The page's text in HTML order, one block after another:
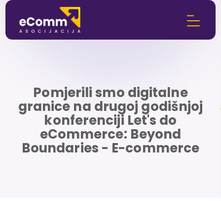
Pomjerili smo digitalne
granice na drugoj godišnjoj
konferenciji Let's do
eCommerce: Beyond
Boundaries - E-commerce